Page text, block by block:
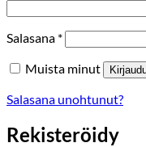
Salasana *Vaaditaan
Muista minut
Salasana unohtunut?
Rekisteröidy